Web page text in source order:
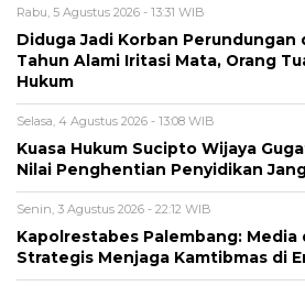
Rabu, 5 Agustus 2026 - 13:31 WIB
Diduga Jadi Korban Perundungan
Tahun Alami Iritasi Mata, Orang
Hukum
Selasa, 4 Agustus 2026 - 13:08 WIB
Kuasa Hukum Sucipto Wijaya
Nilai Penghentian Penyidikan
Senin, 3 Agustus 2026 - 22:12 WIB
Kapolrestabes Palembang: Media
Strategis Menjaga Kamtibmas di